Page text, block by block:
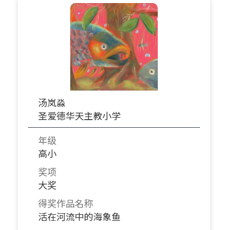
汤岚淼
圣爱德华天主教小学
年级
高小
奖项
大奖
得奖作品名称
活在河流中的海象鱼